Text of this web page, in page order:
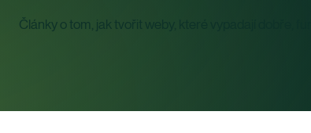
Články o tom, jak tvořit weby, které vypadají dobře,